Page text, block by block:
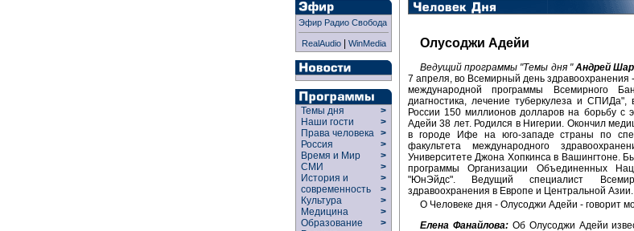
Эфир Радио Свобода
RealAudio| WinMedia
Темы дня
>
Наши гости
>
Права человека >
Россия
>
Время и Мир
>
СМИ
>
История и
современность
>
>
Культура
>
Медицина
>
Образование
>
Олусоджи Адейи
Ведущий программы "Темы дня "Андрей
7 апреля, во Всемирный день здравоохранения
международной программы Всемирного
диагностика, лечение туберкулеза и
России 150 миллионов долларов на борьбу с
Адейи 38 лет. Родился в Нигерии. Окончил
в городе Ифе на юго-западе страны по
факультета международного
Университете Джона Хопкинса в Вашингтоне.
программы Организации Объединенных
"ЮнЭйдс". Ведущий специалист
здравоохранения в Европе и Центральной Азии.
О Человеке дня - Олусоджи Адейи - говорит
Елена Фанайлова:Об Олусоджи Адейи